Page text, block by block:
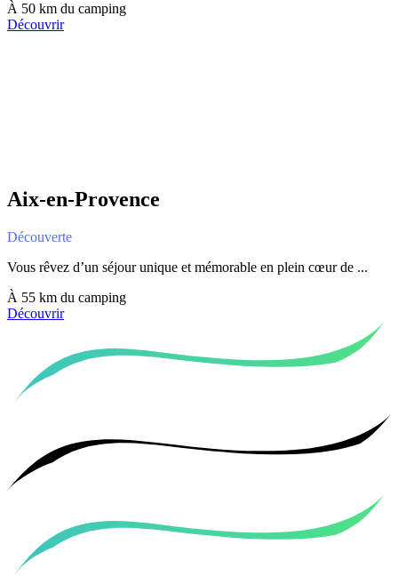
À 50 km du camping
Découvrir
Aix-en-Provence
Découverte
Vous rêvez d’un séjour unique et mémorable en plein cœur de ...
À 55 km du camping
Découvrir